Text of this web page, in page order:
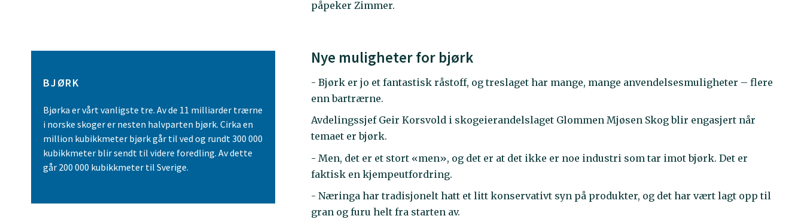
påpeker Zimmer.
Nye muligheter for bjørk
- Bjørk er jo et fantastisk råstoff, og treslaget har mange, mange anvendelsesmuligheter – flere
enn bartrærne.
Avdelingssjef Geir Korsvold i skogeierandelslaget Glommen Mjøsen Skog blir engasjert når
temaet er bjørk.
- Men, det er et stort «men», og det er at det ikke er noe industri som tar imot bjørk. Det er
faktisk en kjempeutfordring.
- Næringa har tradisjonelt hatt et litt konservativt syn på produkter, og det har vært lagt opp til
gran og furu helt fra starten av.
BJØRK
Bjørka er vårt vanligste tre. Av de 11 milliarder trærne
i norske skoger er nesten halvparten bjørk. Cirka en
million kubikkmeter bjørk går til ved og rundt 300 000
kubikkmeter blir sendt til videre foredling. Av dette
går 200 000 kubikkmeter til Sverige.